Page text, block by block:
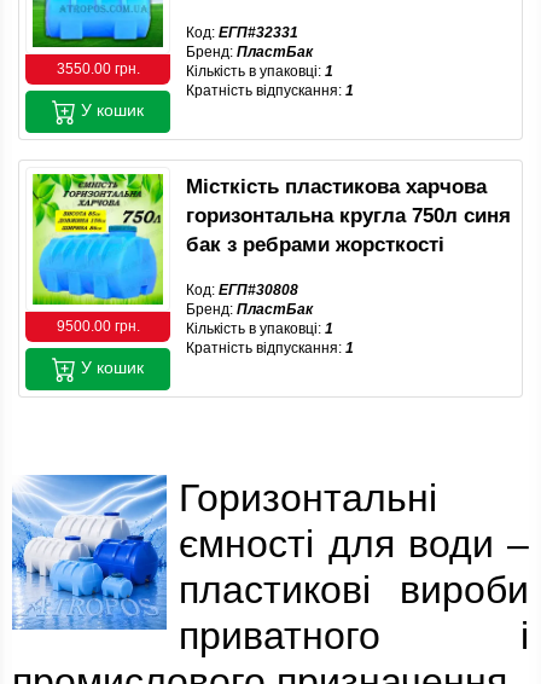
3550.00 грн.
Код: ЕГП#32331
Бренд: ПластБак
Кількість в упаковці: 1
Кратність відпускання: 1
У кошик
9500.00 грн.
Місткість пластикова харчова
горизонтальна кругла 750л синя
бак з ребрами жорсткості
Код: ЕГП#30808
Бренд: ПластБак
Кількість в упаковці: 1
Кратність відпускання: 1
У кошик
Горизонтальні
ємності для води –
пластикові вироби
приватного і